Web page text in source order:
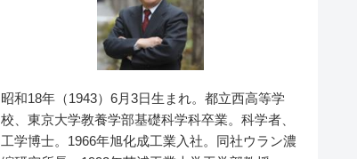
昭和18年（1943）6月3日生まれ。都立西高等学
校、東京大学教養学部基礎科学科卒業。科学者、
工学博士。1966年旭化成工業入社。同社ウラン濃